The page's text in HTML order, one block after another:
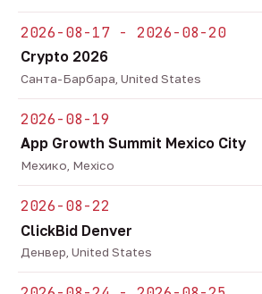
2026-08-17 - 2026-08-20
Crypto 2026
Санта-Барбара, United States
2026-08-19
App Growth Summit Mexico City
Мехико, Mexico
2026-08-22
ClickBid Denver
Денвер, United States